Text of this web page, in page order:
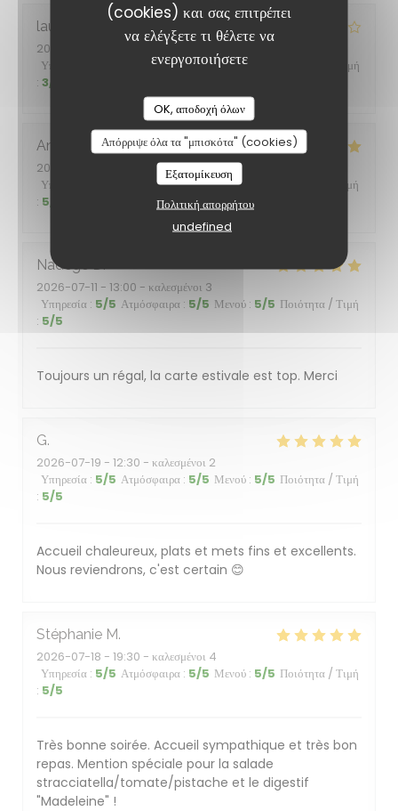
(cookies) και σας επιτρέπει
να ελέγξετε τι θέλετε να
ενεργοποιήσετε
OK, αποδοχή όλων
Απόρριψε όλα τα "μπισκότα" (cookies)
Εξατομίκευση
Πολιτική απορρήτου
undefined
laurent
2026-07-24
- 19:30 - καλεσμένοι 2
Υπηρεσία
Ατμόσφαιρα:4/5 Μενού
Ποιότητα / Τιμή
: 3/5
Anthony
L
2026-07-21
- 12:15 - καλεσμένοι 2
Υπηρεσία
Ατμόσφαιρα:5/5 Μενού
Ποιότητα / Τιμή
: 5
Nadège D
2026-07-11 - 13:00 - καλεσμένοι 3
Υπηρεσία : 5/5 Ατμόσφαιρα : 5/5 Μενού : 5/5 Ποιότητα / Τιμή
: 5/5
Toujours un régal, la carte estivale est top. Merci
G
2026-07-19 - 12:30 - καλεσμένοι 2
Υπηρεσία : 5/5 Ατμόσφαιρα : 5/5 Μενού : 5/5 Ποιότητα / Τιμή
: 5/5
Accueil chaleureux, plats et mets fins et excellents.
Nous reviendrons, c'est certain 😊
Stéphanie M
2026-07-18 - 19:30 - καλεσμένοι 4
Υπηρεσία : 5/5 Ατμόσφαιρα : 5/5 Μενού : 5/5 Ποιότητα / Τιμή
: 5/5
Très bonne soirée. Accueil sympathique et très bon
repas. Mention spéciale pour la salade
stracciatella/tomate/pistache et le digestif
"Madeleine" !